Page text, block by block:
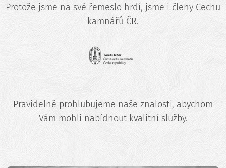
Protože jsme na své řemeslo hrdí, jsme i členy Cechu
kamnářů ČR.
Pravidelně prohlubujeme naše znalosti, abychom
Vám mohli nabídnout kvalitní služby.